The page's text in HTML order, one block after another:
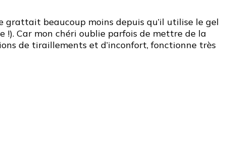
beaucoup moins depuis qu’il utilise le gel
!). Car mon chéri oublie parfois de mettre de la
de tiraillements et d’inconfort, fonctionne très